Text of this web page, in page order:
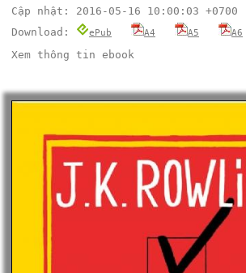
Cập nhật: 2016-05-16 10:00:03 +0700
Download:
ePub A4 A5 A6
Xem thông tin ebook